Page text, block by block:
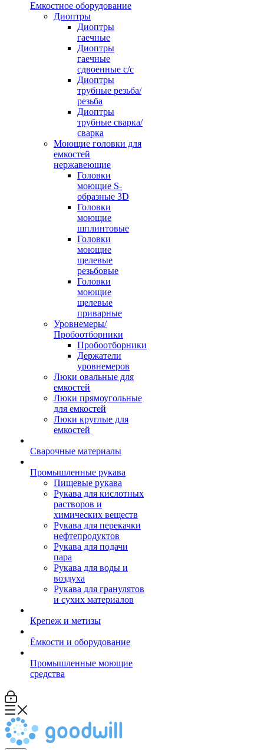
Емкостное оборудование
Диоптры
Диоптры
гаечные
Диоптры
гаечные
сдвоенные c/c
Диоптры
трубные резьба/
резьба
Диоптры
трубные сварка/
сварка
Моющие головки для
емкостей
нержавеющие
Головки
моющие S-
образные 3D
Головки
моющие
шплинтовые
Головки
моющие
щелевые
резьбовые
Головки
моющие
щелевые
приварные
Уровнемеры/
Пробоотборники
Пробоотборники
Держатели
уровнемеров
Люки овальные для
емкостей
Люки прямоугольные
для емкостей
Люки круглые для
емкостей
Сварочные материалы
Промышленные рукава
Пищевые рукава
Рукава для кислотных
растворов и
химических веществ
Рукава для перекачки
нефтепродуктов
Рукава для подачи
пара
Рукава для воды и
воздуха
Рукава для гранулятов
и сухих материалов
Крепеж и метизы
Ёмкости и оборудование
Промышленные моющие
средства